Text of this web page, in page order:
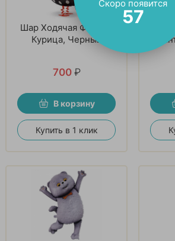
Шар Ходячая Фигура,
Курица, Черный
700 ₽
В корзину
Купить в 1 клик
Скоро появится
56